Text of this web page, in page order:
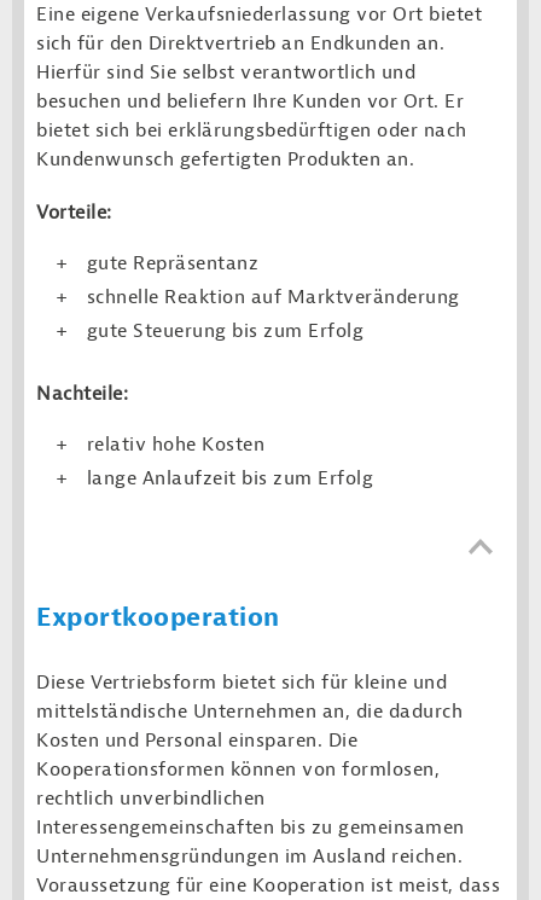
Eine eigene Verkaufsniederlassung vor Ort bietet
sich für den Direktvertrieb an Endkunden an.
Hierfür sind Sie selbst verantwortlich und
besuchen und beliefern Ihre Kunden vor Ort. Er
bietet sich bei erklärungsbedürftigen oder nach
Kundenwunsch gefertigten Produkten an.
Vorteile:
gute Repräsentanz
schnelle Reaktion auf Marktveränderung
gute Steuerung bis zum Erfolg
Nachteile:
relativ hohe Kosten
lange Anlaufzeit bis zum Erfolg
Export­kooperation
Diese Vertriebsform bietet sich für kleine und
mittelständische Unternehmen an, die dadurch
Kosten und Personal einsparen. Die
Kooperationsformen können von formlosen,
rechtlich unverbindlichen
Interessengemeinschaften bis zu gemeinsamen
Unternehmensgründungen im Ausland reichen.
Voraussetzung für eine Kooperation ist meist, dass